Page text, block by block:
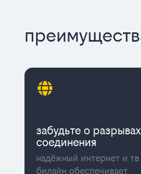
забудьте о разрывах
соединения
надёжный интернет и тв
билайн обеспечивает